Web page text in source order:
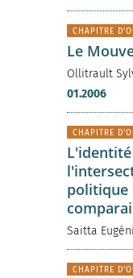
CHAPITRE
Le
Ollitrault
01.2006
CHAPITRE
politique
Saitta
CHAPITRE